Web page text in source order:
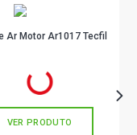
Ar Motor Ar1017 Tecfil
em até 3x de
VER PRODUTO